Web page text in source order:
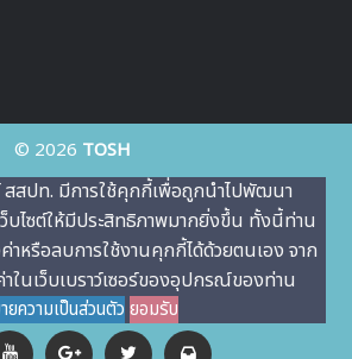
© 2026 TOSH
สสปท. มีการใช้คุกกี้เพื่อถูกนําไปพัฒนา
บไซต์ให้มีประสิทธิภาพมากยิ่งขึ้น ทั้งนี้ท่าน
าหรือลบการใช้งานคุกกี้ได้ด้วยตนเอง จาก
ในเว็บเบราว์เซอร์ของอุปกรณ์ของท่าน
ยความเป็นส่วนตัว ยอมรับ